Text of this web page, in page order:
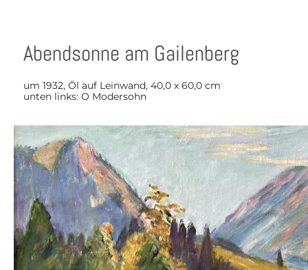
Abendsonne am Gailenberg
um 1932, Öl auf Leinwand, 40,0 x 60,0 cm
unten links: O Modersohn